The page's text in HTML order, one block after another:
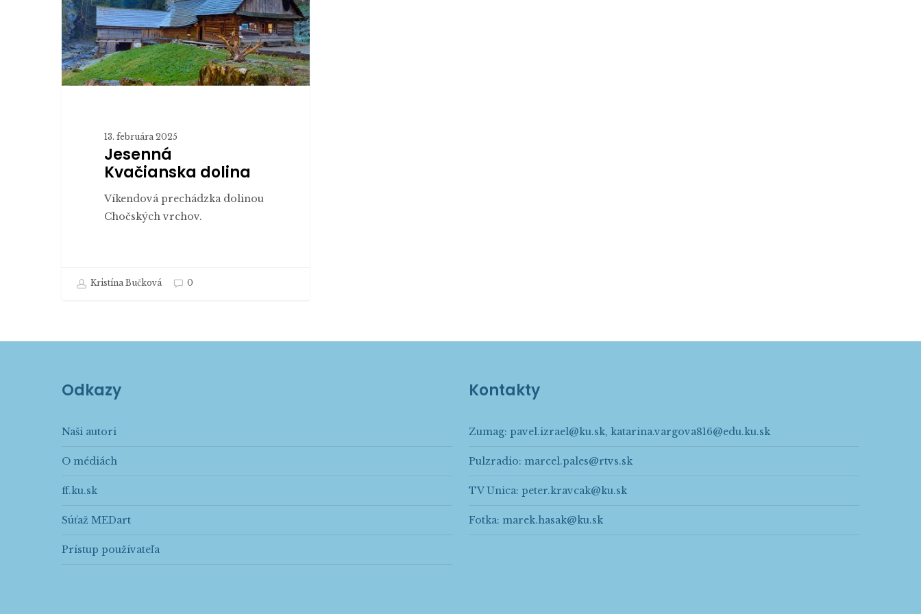
13. februára 2025
Jesenná
Kvačianska dolina
Víkendová prechádzka dolinou
Chočských vrchov.
Kristína Bučková 0
Odkazy
Naši autori
O médiách
ff.ku.sk
Súťaž MEDart
Prístup používateľa
Kontakty
Zumag: pavel.izrael@ku.sk, katarina.vargova816@edu.ku.sk
Pulzradio: marcel.pales@rtvs.sk
TV Unica: peter.kravcak@ku.sk
Fotka: marek.hasak@ku.sk